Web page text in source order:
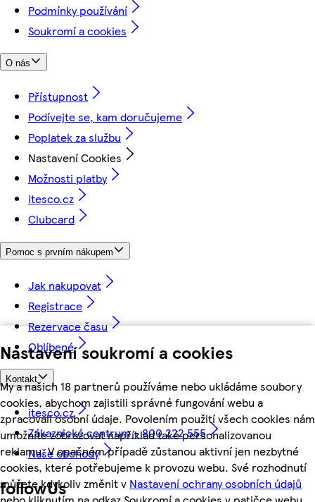
Nastavení soukromí a cookies
My a našich 18 partnerů používáme nebo ukládáme soubory
cookies, abychom zajistili správné fungování webu a
zpracovali osobní údaje. Povolením použití všech cookies nám
umožníte zobrazovat například také personalizovanou
reklamu. V opačném případě zůstanou aktivní jen nezbytné
cookies, které potřebujeme k provozu webu. Své rozhodnutí
můžete kdykoliv změnit v Nastavení ochrany osobních údajů
Podmínky používání
Soukromí a cookies
O nás
Přístupnost
Podívejte se, kam doručujeme
Poplatek za službu
Nastavení Cookies
Možnosti platby
itesco.cz
Clubcard
Pomoc s prvním nákupem
Jak nakupovat
Registrace
Rezervace času
Oblíbené
Kontakt
itesco.cz
Zákaznické centrum - 800 222 555
Naše obchody
followUs